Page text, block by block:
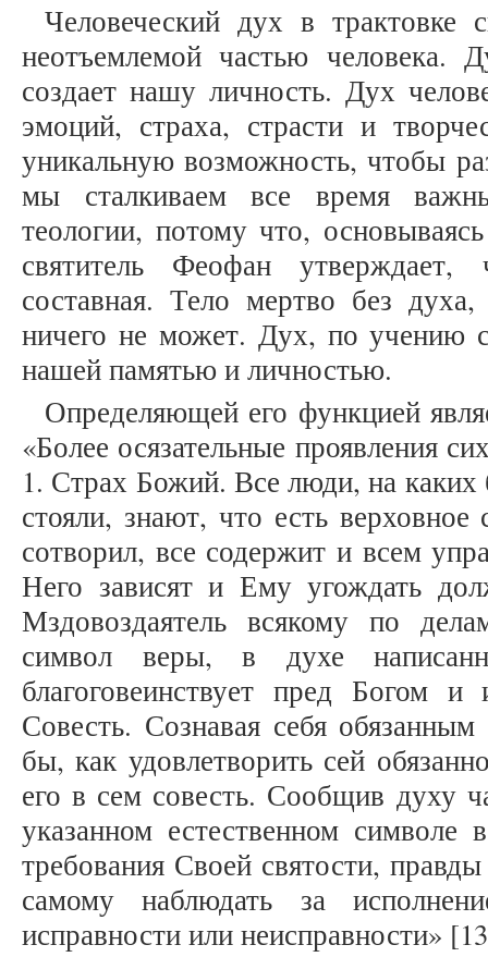
Человеческий дух в трактовке
неотъемлемой частью человека.
создает нашу личность. Дух
эмоций, страха, страсти и
уникальную возможность, чтобы
мы сталкиваем все время
теологии, потому что,
святитель Феофан утверждает,
составная. Тело мертво без
ничего не может. Дух, по учению
нашей памятью и личностью.
Определяющей его функцией
«Более осязательные проявления
1. Страх Божий. Все люди, на каких
стояли, знают, что есть
сотворил, все содержит и всем
Него зависят и Ему угождать
Мздовоздаятель всякому по
символ веры, в духе
благоговеинствует пред Богом
Совесть. Сознавая себя
бы, как удовлетворить сей
его в сем совесть. Сообщив духу
указанном естественном
требования Своей святости,
самому наблюдать за
исправности или неисправности»